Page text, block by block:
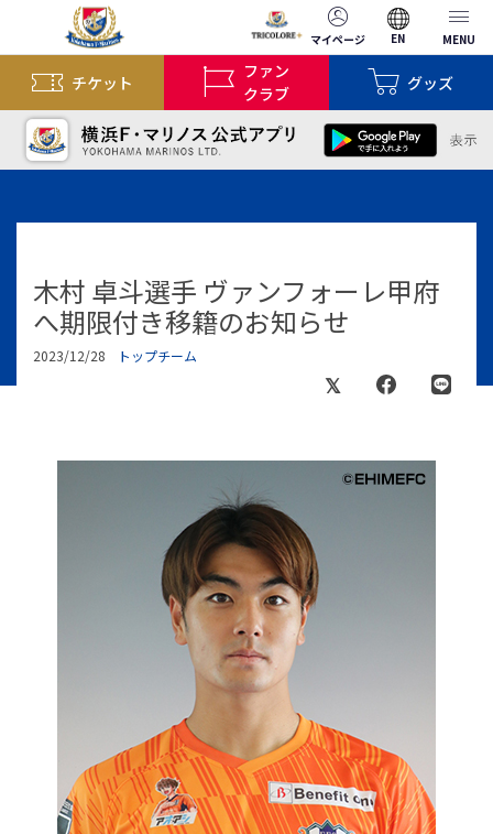
マイページ EN MENU
チケット
ファン
クラブ
グッズ
木村 卓斗選手 ヴァンフォーレ甲府
へ期限付き移籍のお知らせ
2023/12/28 トップチーム